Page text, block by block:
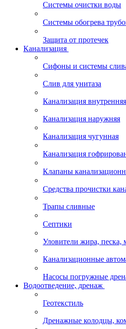
Системы очистки воды
Системы обогрева
Защита от протечек
Канализация
Сифоны и системы
Слив для унитаза
Канализация внутренняя
Канализация наружняя
Канализация чугунная
Канализация
Клапаны
Средства прочистки
Трапы сливные
Септики
Уловители жира, песка,
Канализационные
Насосы погружные
Водоотведение, дренаж
Геотекстиль
Дренажные колодцы,